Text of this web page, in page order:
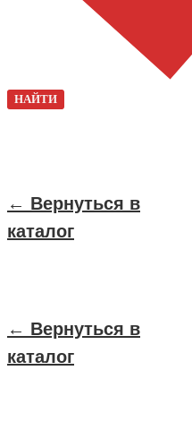
НАЙТИ
← Вернуться в
каталог
← Вернуться в
каталог